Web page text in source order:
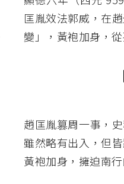
匡胤效法郭威，在
變」，黃袍加身，
趙匡胤篡周一事，
雖然略有出入，但
黃袍加身，擁迫南